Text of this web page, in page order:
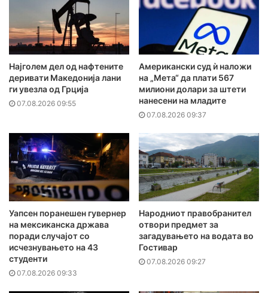
Најголем дел од нафтените
деривати Македонија лани
ги увезла од Грција
07.08.2026 09:55
Американски суд ѝ наложи
на „Мета“ да плати 567
милиони долари за штети
нанесени на младите
07.08.2026 09:37
Уапсен поранешен гувернер
на мексиканска држава
поради случајот со
исчезнувањето на 43
студенти
07.08.2026 09:33
Народниот правобранител
отвори предмет за
загадувањето на водата во
Гостивар
07.08.2026 09:27